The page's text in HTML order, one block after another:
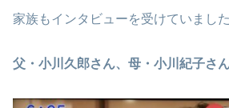
家族もインタビューを受けていました
父・小川久郎さん、母・小川紀子さ